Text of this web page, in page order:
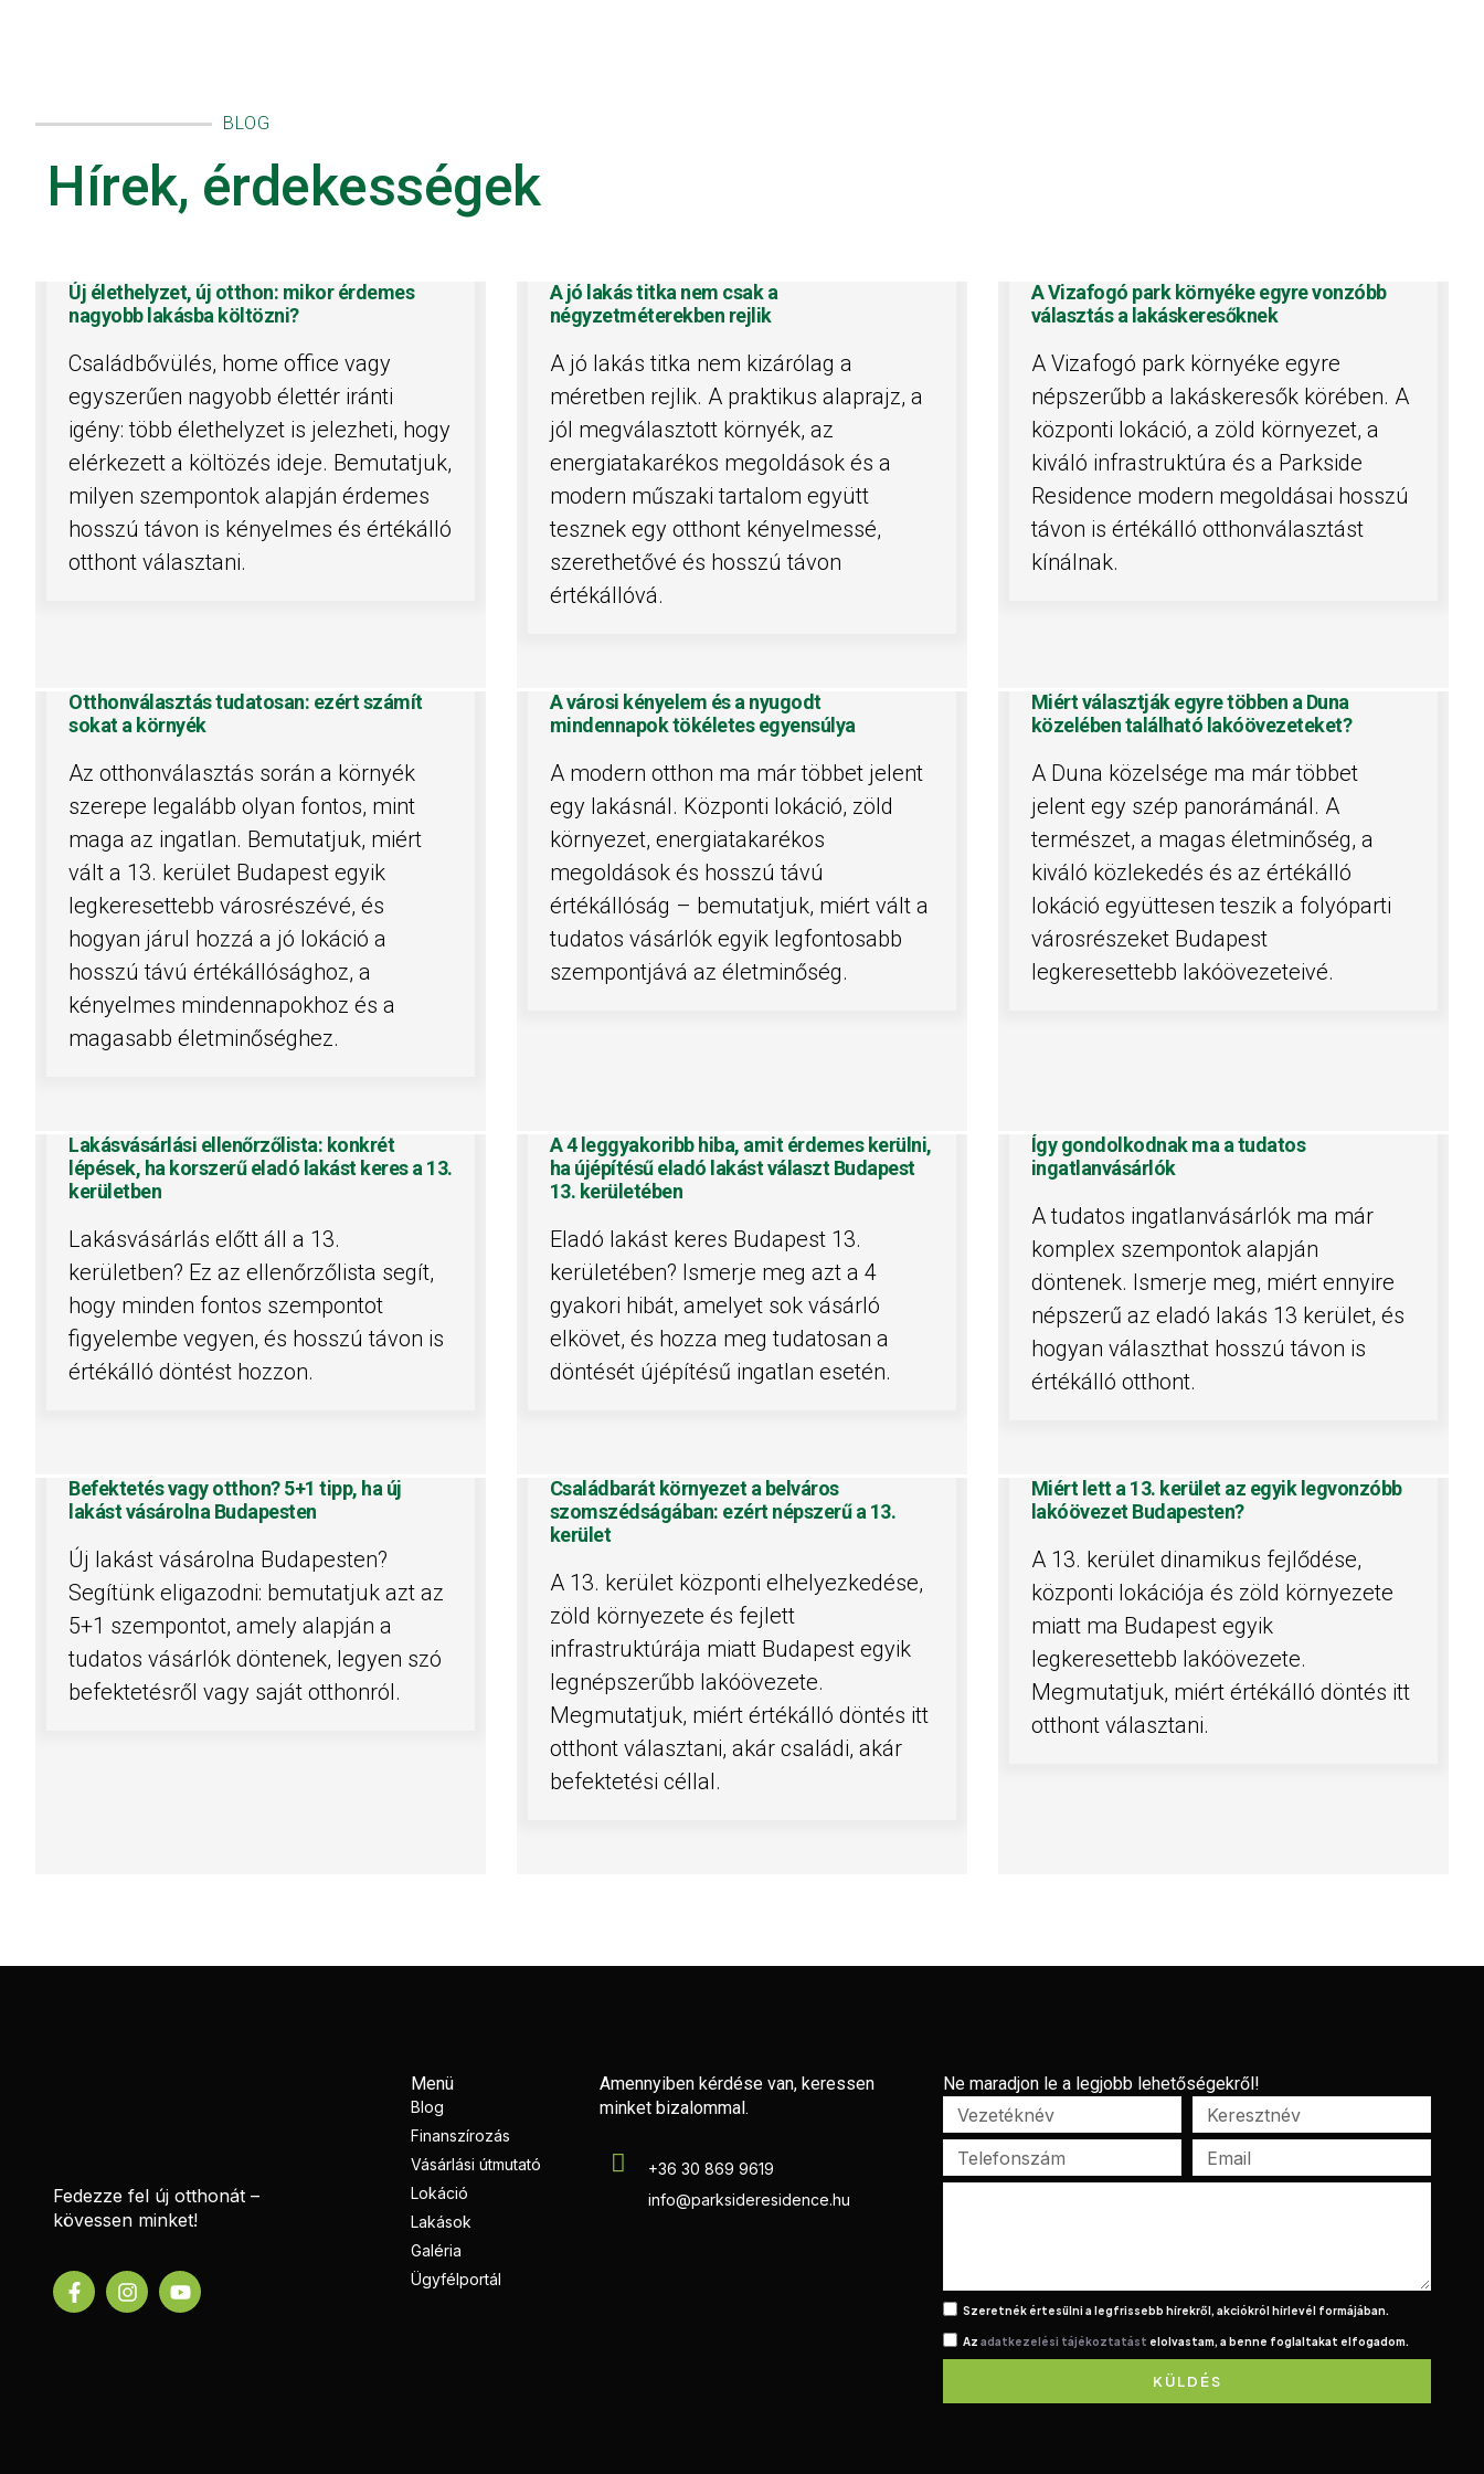
BLOG
Hírek, érdekességek
Új élethelyzet, új otthon: mikor érdemes
nagyobb lakásba költözni?
Családbővülés, home office vagy
egyszerűen nagyobb élettér iránti
igény: több élethelyzet is jelezheti, hogy
elérkezett a költözés ideje. Bemutatjuk,
milyen szempontok alapján érdemes
hosszú távon is kényelmes és értékálló
otthont választani.
A jó lakás titka nem csak a
négyzetméterekben rejlik
A jó lakás titka nem kizárólag a
méretben rejlik. A praktikus alaprajz, a
jól megválasztott környék, az
energiatakarékos megoldások és a
modern műszaki tartalom együtt
tesznek egy otthont kényelmessé,
szerethetővé és hosszú távon
értékállóvá.
A Vizafogó park környéke egyre vonzóbb
választás a lakáskeresőknek
A Vizafogó park környéke egyre
népszerűbb a lakáskeresők körében. A
központi lokáció, a zöld környezet, a
kiváló infrastruktúra és a Parkside
Residence modern megoldásai hosszú
távon is értékálló otthonválasztást
kínálnak.
Otthonválasztás tudatosan: ezért számít
sokat a környék
Az otthonválasztás során a környék
szerepe legalább olyan fontos, mint
maga az ingatlan. Bemutatjuk, miért
vált a 13. kerület Budapest egyik
legkeresettebb városrészévé, és
hogyan járul hozzá a jó lokáció a
hosszú távú értékállósághoz, a
kényelmes mindennapokhoz és a
magasabb életminőséghez.
A városi kényelem és a nyugodt
mindennapok tökéletes egyensúlya
A modern otthon ma már többet jelent
egy lakásnál. Központi lokáció, zöld
környezet, energiatakarékos
megoldások és hosszú távú
értékállóság – bemutatjuk, miért vált a
tudatos vásárlók egyik legfontosabb
szempontjává az életminőség.
Miért választják egyre többen a Duna
közelében található lakóövezeteket?
A Duna közelsége ma már többet
jelent egy szép panorámánál. A
természet, a magas életminőség, a
kiváló közlekedés és az értékálló
lokáció együttesen teszik a folyóparti
városrészeket Budapest
legkeresettebb lakóövezeteivé.
Lakásvásárlási ellenőrzőlista: konkrét
lépések, ha korszerű eladó lakást keres a 13.
kerületben
Lakásvásárlás előtt áll a 13.
kerületben? Ez az ellenőrzőlista segít,
hogy minden fontos szempontot
figyelembe vegyen, és hosszú távon is
értékálló döntést hozzon.
A 4 leggyakoribb hiba, amit érdemes kerülni,
ha újépítésű eladó lakást választ Budapest
13. kerületében
Eladó lakást keres Budapest 13.
kerületében? Ismerje meg azt a 4
gyakori hibát, amelyet sok vásárló
elkövet, és hozza meg tudatosan a
döntését újépítésű ingatlan esetén.
Így gondolkodnak ma a tudatos
ingatlanvásárlók
A tudatos ingatlanvásárlók ma már
komplex szempontok alapján
döntenek. Ismerje meg, miért ennyire
népszerű az eladó lakás 13 kerület, és
hogyan választhat hosszú távon is
értékálló otthont.
Befektetés vagy otthon? 5+1 tipp, ha új
lakást vásárolna Budapesten
Új lakást vásárolna Budapesten?
Segítünk eligazodni: bemutatjuk azt az
5+1 szempontot, amely alapján a
tudatos vásárlók döntenek, legyen szó
befektetésről vagy saját otthonról.
Családbarát környezet a belváros
szomszédságában: ezért népszerű a 13.
kerület
A 13. kerület központi elhelyezkedése,
zöld környezete és fejlett
infrastruktúrája miatt Budapest egyik
legnépszerűbb lakóövezete.
Megmutatjuk, miért értékálló döntés itt
otthont választani, akár családi, akár
befektetési céllal.
Miért lett a 13. kerület az egyik legvonzóbb
lakóövezet Budapesten?
A 13. kerület dinamikus fejlődése,
központi lokációja és zöld környezete
miatt ma Budapest egyik
legkeresettebb lakóövezete.
Megmutatjuk, miért értékálló döntés itt
otthont választani.
Fedezze fel új otthonát –
kövessen minket!
Menü
Blog
Finanszírozás
Vásárlási útmutató
Lokáció
Lakások
Galéria
Ügyfélportál
Amennyiben kérdése van, keressen
minket bizalommal.
+36 30 869 9619
info@parksideresidence.hu
Ne maradjon le a legjobb lehetőségekről!
Szeretnék értesülni a legfrissebb hírekről, akciókról hírlevél formájában.
Az adatkezelési tájékoztatást elolvastam, a benne foglaltakat elfogadom.
KÜLDÉS